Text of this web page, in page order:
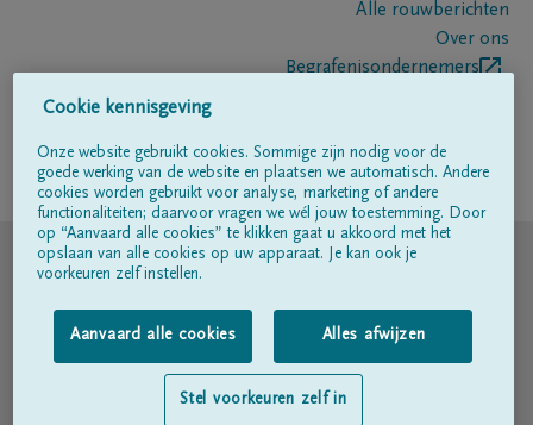
Alle rouwberichten
Over ons
Begrafenisondernemers
Volg ons op
© DELA
Gebruiksvoorwaarden
Privacyverklaring
Toegankelijkheidsverklaring
Cookie kennisgeving
Onze website gebruikt cookies. Sommige zijn nodig voor de
goede werking van de website en plaatsen we automatisch. Andere
cookies worden gebruikt voor analyse, marketing of andere
functionaliteiten; daarvoor vragen we wél jouw toestemming. Door
op “Aanvaard alle cookies” te klikken gaat u akkoord met het
opslaan van alle cookies op uw apparaat. Je kan ook je
voorkeuren zelf instellen.
Aanvaard alle cookies Alles afwijzen
Stel voorkeuren zelf in